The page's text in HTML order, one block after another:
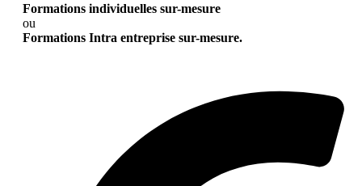
Formations individuelles sur-mesure
ou
Formations Intra entreprise sur-mesure.